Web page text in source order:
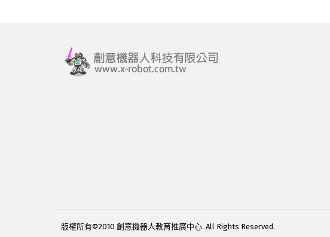
版權所有©2010 創意機器人教育推廣中心. All Rights Reserved.